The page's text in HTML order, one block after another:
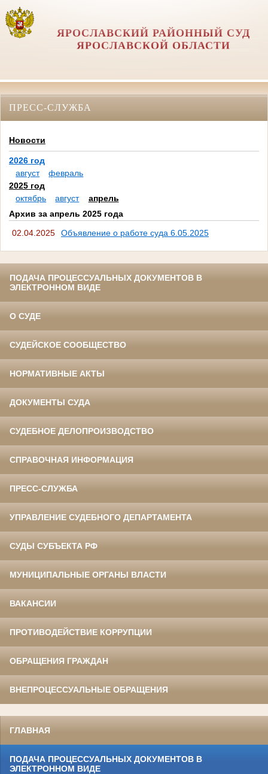
ЯРОСЛАВСКИЙ РАЙОННЫЙ СУД
ЯРОСЛАВСКОЙ ОБЛАСТИ
ПРЕСС-СЛУЖБА
Новости
2026 год
август
февраль
2025 год
октябрь
август
апрель
Архив за апрель 2025 года
02.04.2025
Объявление о работе суда 6.05.2025
ПОДАЧА ПРОЦЕССУАЛЬНЫХ ДОКУМЕНТОВ В
ЭЛЕКТРОННОМ ВИДЕ
О СУДЕ
СУДЕЙСКОЕ СООБЩЕСТВО
НОРМАТИВНЫЕ АКТЫ
ДОКУМЕНТЫ СУДА
СУДЕБНОЕ ДЕЛОПРОИЗВОДСТВО
СПРАВОЧНАЯ ИНФОРМАЦИЯ
ПРЕСС-СЛУЖБА
УПРАВЛЕНИЕ СУДЕБНОГО ДЕПАРТАМЕНТА
СУДЫ СУБЪЕКТА РФ
МУНИЦИПАЛЬНЫЕ ОРГАНЫ ВЛАСТИ
ВАКАНСИИ
ПРОТИВОДЕЙСТВИЕ КОРРУПЦИИ
ОБРАЩЕНИЯ ГРАЖДАН
ВНЕПРОЦЕССУАЛЬНЫЕ ОБРАЩЕНИЯ
ГЛАВНАЯ
ПОДАЧА ПРОЦЕССУАЛЬНЫХ ДОКУМЕНТОВ В
ЭЛЕКТРОННОМ ВИДЕ